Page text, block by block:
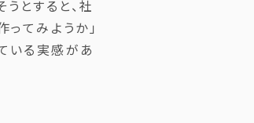
とすると、社
てみようか」
いる実感があ